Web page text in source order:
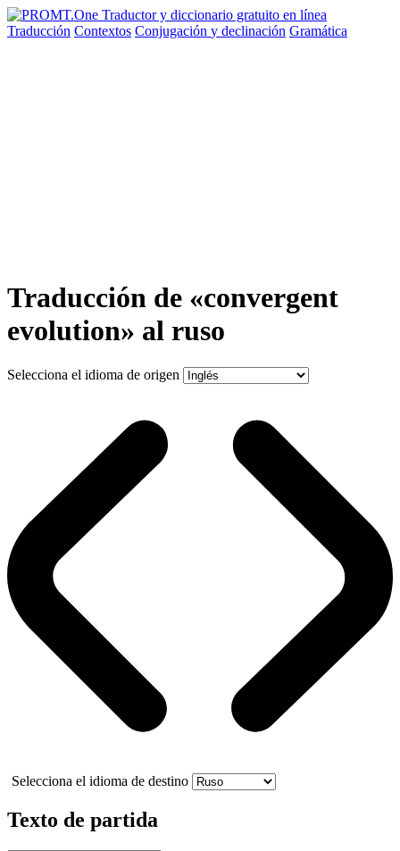
Traducción Contextos Conjugación y declinación Gramática
Traducción de «convergent
evolution» al ruso
Selecciona el idioma de origen
Selecciona el idioma de destino
Texto de partida